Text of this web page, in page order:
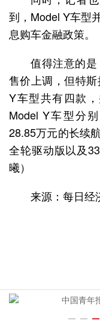
到，Model Y车型
息购车金融政策。
值得注意的
售价上调，但特
Y车型共有四款
Model Y车型分
28.85万元的长续
全轮驱动版以及
曦）
来源：每日经
中国青年